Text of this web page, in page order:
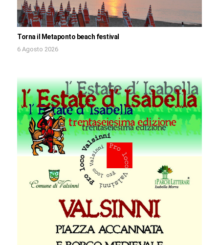
Torna il Metaponto beach festival
6 Agosto 2026